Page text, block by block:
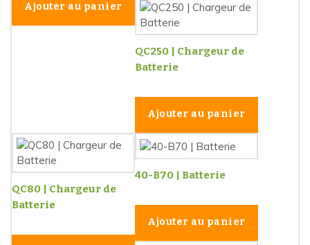
Ajouter au panier
QC250 | Chargeur de
Batterie
Ajouter au panier
QC80 | Chargeur de
Batterie
40-B70 | Batterie
Ajouter au panier